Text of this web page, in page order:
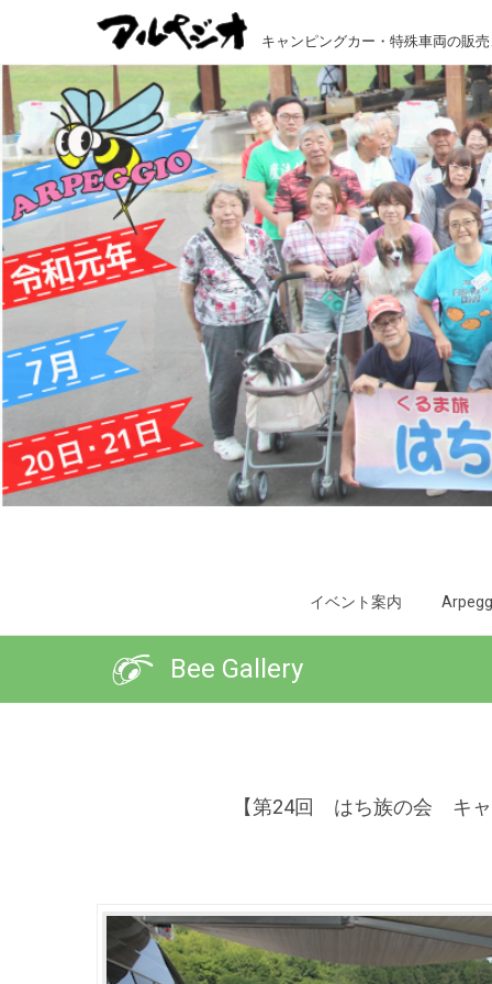
キャンピングカー・特殊車両の販
イベント案内
Bee Gallery
【第24回 はち族の会 キ